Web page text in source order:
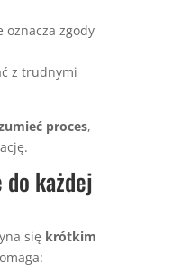
oznacza zgody
z trudnymi
proces,
każdej
się krótkim